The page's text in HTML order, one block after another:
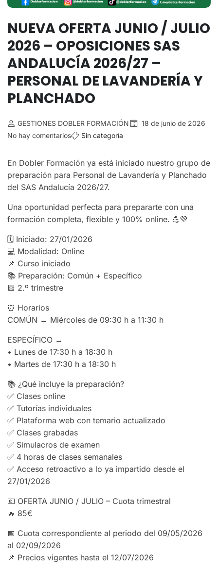
NUEVA OFERTA JUNIO / JULIO
2026 – OPOSICIONES SAS
ANDALUCÍA 2026/27 –
PERSONAL DE LAVANDERÍA Y
PLANCHADO
GESTIONES DOBLER FORMACIÓN
18 de junio de 2026
No hay comentarios
Sin categoría
En Dobler Formación ya está iniciado nuestro grupo de
preparación para Personal de Lavandería y Planchado
del SAS Andalucía 2026/27.
Una oportunidad perfecta para prepararte con una
formación completa, flexible y 100% online. 💪💚
🗓 Iniciado: 27/01/2026
💻 Modalidad: Online
📌 Curso iniciado
📚 Preparación: Común + Específico
🟨 2.º trimestre
⏰ Horarios
COMÚN → Miércoles de 09:30 h a 11:30 h
ESPECÍFICO →
• Lunes de 17:30 h a 18:30 h
• Martes de 17:30 h a 18:30 h
📚 ¿Qué incluye la preparación?
✅ Clases online
✅ Tutorías individuales
✅ Plataforma web con temario actualizado
✅ Clases grabadas
✅ Simulacros de examen
✅ 4 horas de clases semanales
✅ Acceso retroactivo a lo ya impartido desde el
27/01/2026
💶 OFERTA JUNIO / JULIO – Cuota trimestral
🔥 85€
📅 Cuota correspondiente al periodo del 09/05/2026
al 02/09/2026
📌 Precios vigentes hasta el 12/07/2026